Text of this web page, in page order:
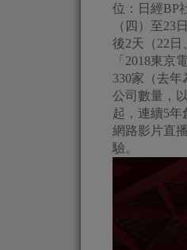
位：日經BP
（四）至23
後2天（22日
「2018東
330家（去
公司數量，
起，連續5年
網路影片直
驗。